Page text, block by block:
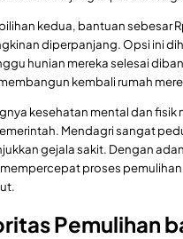
kedua, bantuan sebesar
diperpanjang. Opsi ini
hunian mereka selesai
kembali rumah
kesehatan mental dan
Mendagri sangat
gejala sakit. Dengan
proses
Pemulihan